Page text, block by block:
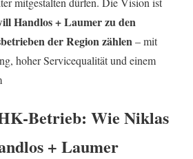
Handlos + Laumer zu den
der Region zählen– mit
hoher Servicequalität und einem
Betrieb: Wie Niklas
+ Laumer